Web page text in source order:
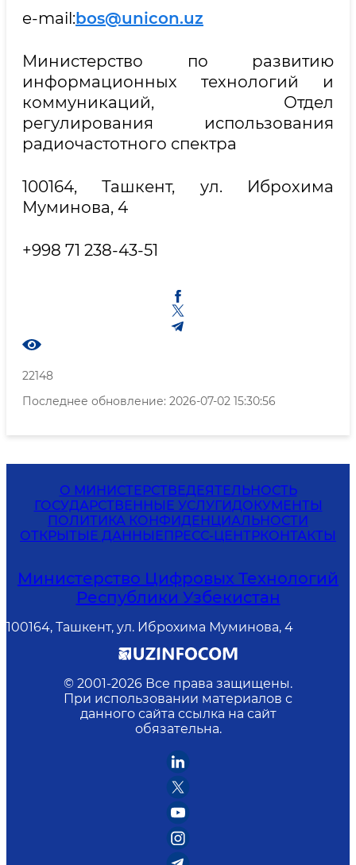
e-mail:bos@unicon.uz
Министерство по развитию
информационных технологий и
коммуникаций, Отдел
регулирования использования
радиочастотного спектра
100164, Ташкент, ул. Иброхима
Муминова, 4
+998 71 238-43-51
22148
Последнее обновление: 2026-07-02 15:30:56
О МИНИСТЕРСТВЕДЕЯТЕЛЬНОСТЬ
ГОСУДАРСТВЕННЫЕ УСЛУГИДОКУМЕНТЫ
ПОЛИТИКА КОНФИДЕНЦИАЛЬНОСТИ
ОТКРЫТЫЕ ДАННЫЕПРЕСС-ЦЕНТРКОНТАКТЫ
Министерство Цифровых Технологий
Республики Узбекистан
100164, Ташкент, ул. Иброхима Муминова, 4
© 2001-2026 Все права защищены.
При использовании материалов с
данного сайта ссылка на сайт
обязательна.